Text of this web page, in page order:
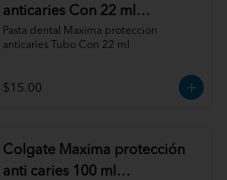
anticaries Con 22 ml
7509546039152
Pasta dental Maxima proteccion
anticaries Tubo Con 22 ml
$15.00
Colgate Maxima protección
anti caries 100 ml